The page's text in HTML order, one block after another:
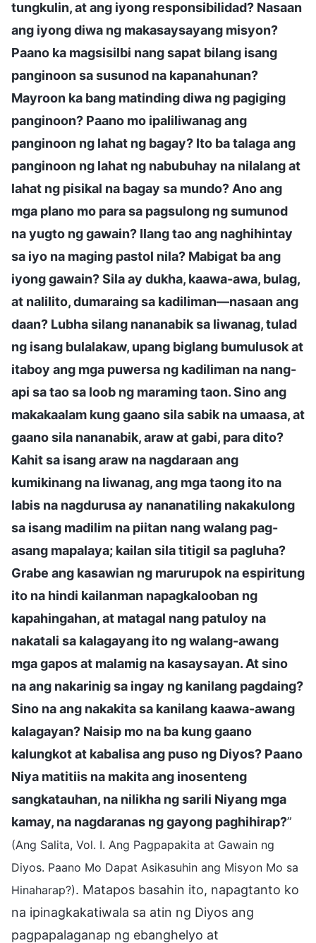
tungkulin, at ang iyong responsibilidad? Nasaan
ang iyong diwa ng makasaysayang misyon?
Paano ka magsisilbi nang sapat bilang isang
panginoon sa susunod na kapanahunan?
Mayroon ka bang matinding diwa ng pagiging
panginoon? Paano mo ipaliliwanag ang
panginoon ng lahat ng bagay? Ito ba talaga ang
panginoon ng lahat ng nabubuhay na nilalang at
lahat ng pisikal na bagay sa mundo? Ano ang
mga plano mo para sa pagsulong ng sumunod
na yugto ng gawain? Ilang tao ang naghihintay
sa iyo na maging pastol nila? Mabigat ba ang
iyong gawain? Sila ay dukha, kaawa-awa, bulag,
at nalilito, dumaraing sa kadiliman—nasaan ang
daan? Lubha silang nananabik sa liwanag, tulad
ng isang bulalakaw, upang biglang bumulusok at
itaboy ang mga puwersa ng kadiliman na nang-
api sa tao sa loob ng maraming taon. Sino ang
makakaalam kung gaano sila sabik na umaasa, at
gaano sila nananabik, araw at gabi, para dito?
Kahit sa isang araw na nagdaraan ang
kumikinang na liwanag, ang mga taong ito na
labis na nagdurusa ay nananatiling nakakulong
sa isang madilim na piitan nang walang pag-
asang mapalaya; kailan sila titigil sa pagluha?
Grabe ang kasawian ng marurupok na espiritung
ito na hindi kailanman napagkalooban ng
kapahingahan, at matagal nang patuloy na
nakatali sa kalagayang ito ng walang-awang
mga gapos at malamig na kasaysayan. At sino
na ang nakarinig sa ingay ng kanilang pagdaing?
Sino na ang nakakita sa kanilang kaawa-awang
kalagayan? Naisip mo na ba kung gaano
kalungkot at kabalisa ang puso ng Diyos? Paano
Niya matitiis na makita ang inosenteng
sangkatauhan, na nilikha ng sarili Niyang mga
kamay, na nagdaranas ng gayong paghihirap?”
(Ang Salita, Vol. I. Ang Pagpapakita at Gawain ng
Diyos. Paano Mo Dapat Asikasuhin ang Misyon Mo sa
Hinaharap?). Matapos basahin ito, napagtanto ko
na ipinagkakatiwala sa atin ng Diyos ang
pagpapalaganap ng ebanghelyo at